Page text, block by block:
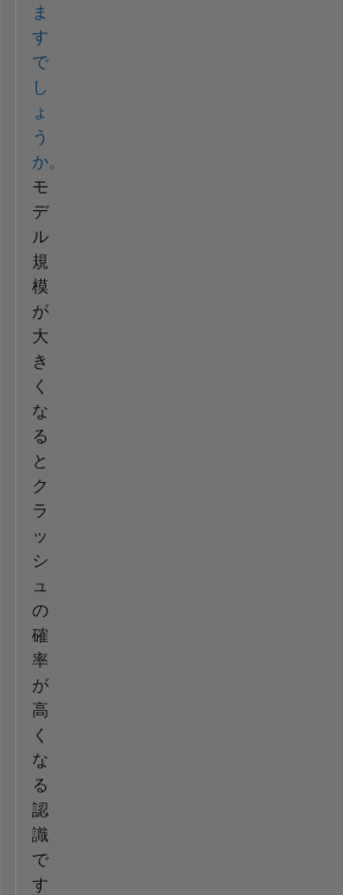
ま
す
で
し
ょ
う
か。
モ
デ
ル
規
模
が
大
き
く
な
る
と
ク
ラ
ッ
シ
ュ
の
確
率
が
高
く
な
る
認
識
で
す